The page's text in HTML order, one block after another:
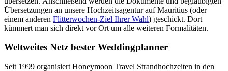
Übersetzungen an unsere Hochzeitsagentur auf Mauritius (oder
einem anderen Flitterwochen-Ziel Ihrer Wahl) geschickt. Dort
kümmert man sich direkt vor Ort um alle weiteren Formalitäten.
Weltweites Netz bester Weddingplanner
Seit 1999 organisiert Honeymoon Travel Strandhochzeiten in den